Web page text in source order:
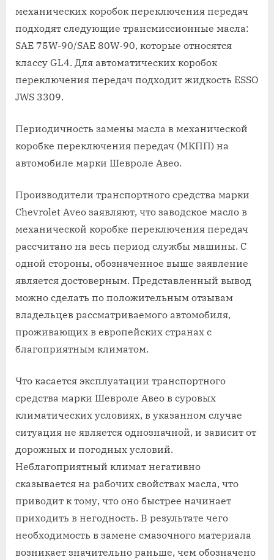
механических коробок переключения передач
подходят следующие трансмиссионные масла:
SAE 75W-90/SAE 80W-90, которые относятся
классу GL4. Для автоматических коробок
переключения передач подходит жидкость ESSO
JWS 3309.
Периодичность замены масла в механической
коробке переключения передач (МКПП) на
автомобиле марки Шевроле Авео.
Производители транспортного средства марки
Chevrolet Aveo заявляют, что заводское масло в
механической коробке переключения передач
рассчитано на весь период службы машины. С
одной стороны, обозначенное выше заявление
является достоверным. Представленный вывод
можно сделать по положительным отзывам
владельцев рассматриваемого автомобиля,
проживающих в европейских странах с
благоприятным климатом.
Что касается эксплуатации транспортного
средства марки Шевроле Авео в суровых
климатических условиях, в указанном случае
ситуация не является однозначной, и зависит от
дорожных и погодных условий.
Неблагоприятный климат негативно
сказывается на рабочих свойствах масла, что
приводит к тому, что оно быстрее начинает
приходить в негодность. В результате чего
необходимость в замене смазочного материала
возникает значительно раньше, чем обозначено